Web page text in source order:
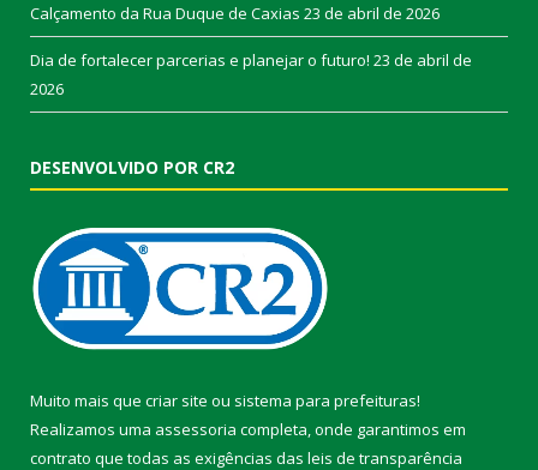
Calçamento da Rua Duque de Caxias 23 de abril de 2026
Dia de fortalecer parcerias e planejar o futuro! 23 de abril de
2026
DESENVOLVIDO POR CR2
Muito mais que criar site ou sistema para prefeituras!
Realizamos uma assessoria completa, onde garantimos em
contrato que todas as exigências das leis de transparência